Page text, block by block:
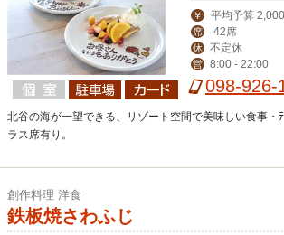
￥ 平均予算
席 42席
休 不定休
営 8:00 - 22:00
098-926-
北谷の海が一望できる、リゾート空間で美味しい食事・
ラス席有り。
創作料理 洋食
鉄板焼さわふじ